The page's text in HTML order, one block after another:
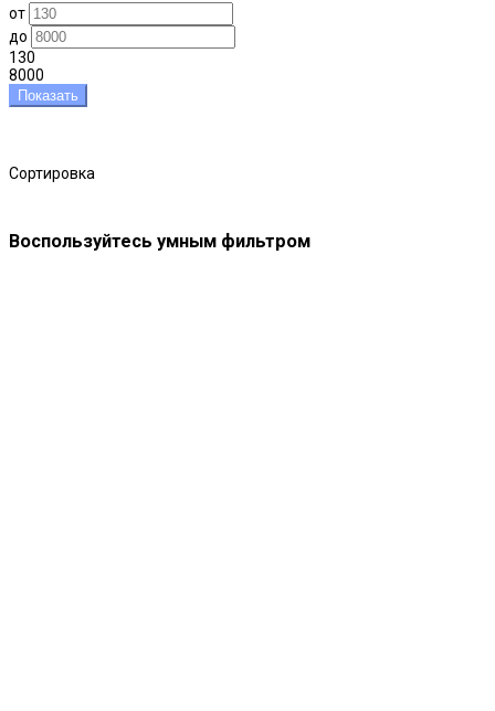
от
до
130
8000
Показать
Сортировка
Воспользуйтесь умным фильтром